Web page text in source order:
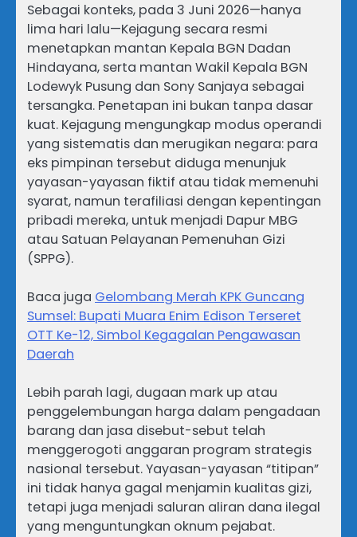
Sebagai konteks, pada 3 Juni 2026—hanya
lima hari lalu—Kejagung secara resmi
menetapkan mantan Kepala BGN Dadan
Hindayana, serta mantan Wakil Kepala BGN
Lodewyk Pusung dan Sony Sanjaya sebagai
tersangka. Penetapan ini bukan tanpa dasar
kuat. Kejagung mengungkap modus operandi
yang sistematis dan merugikan negara: para
eks pimpinan tersebut diduga menunjuk
yayasan-yayasan fiktif atau tidak memenuhi
syarat, namun terafiliasi dengan kepentingan
pribadi mereka, untuk menjadi Dapur MBG
atau Satuan Pelayanan Pemenuhan Gizi
(SPPG).
Baca juga Gelombang Merah KPK Guncang
Sumsel: Bupati Muara Enim Edison Terseret
OTT Ke-12, Simbol Kegagalan Pengawasan
Daerah
Lebih parah lagi, dugaan mark up atau
penggelembungan harga dalam pengadaan
barang dan jasa disebut-sebut telah
menggerogoti anggaran program strategis
nasional tersebut. Yayasan-yayasan “titipan”
ini tidak hanya gagal menjamin kualitas gizi,
tetapi juga menjadi saluran aliran dana ilegal
yang menguntungkan oknum pejabat.